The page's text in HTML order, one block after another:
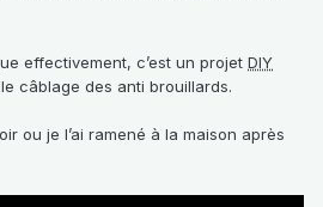
effectivement, c’est un projet DIY
câblage des anti brouillards.
ou je l’ai ramené à la maison après